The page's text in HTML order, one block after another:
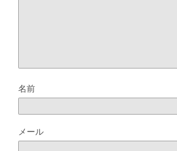
名前
メール